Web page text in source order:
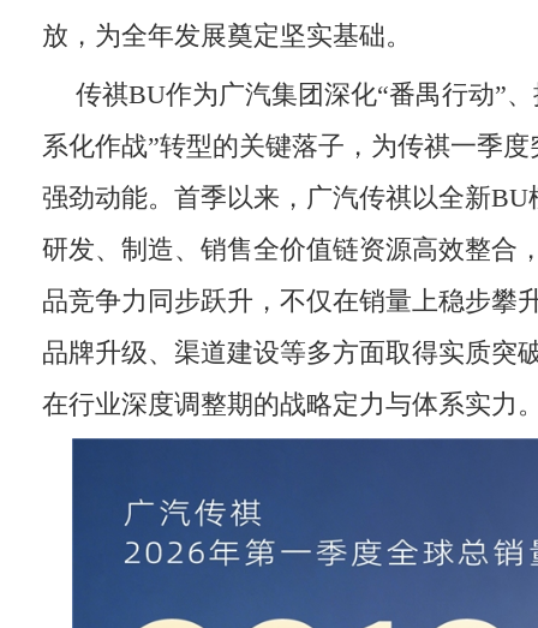
放，为全年发展奠定坚实基础。
传祺BU作为广汽集团深化“番禺行动”
系化作战”转型的关键落子，为传祺一季
强劲动能。首季以来，广汽传祺以全新
研发、制造、销售全价值链资源高效整合
品竞争力同步跃升，不仅在销量上稳步攀
品牌升级、渠道建设等多方面取得实质突
在行业深度调整期的战略定力与体系实力